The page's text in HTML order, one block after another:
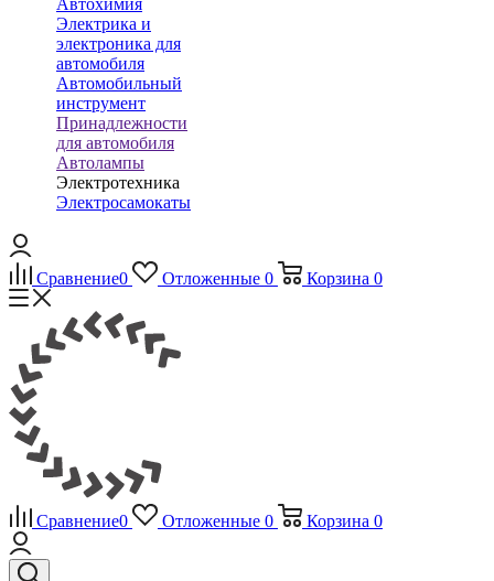
Электрика и
электроника для
автомобиля
Автомобильный
инструмент
Принадлежности
для автомобиля
Автолампы
Электротехника
Электросамокаты
Сравнение0 Отложенные 0 Корзина 0
Сравнение0 Отложенные 0 Корзина 0